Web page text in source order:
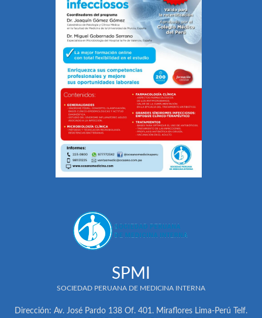
SPMI
SOCIEDAD PERUANA DE MEDICINA INTERNA
Dirección: Av. José Pardo 138 Of. 401. Miraflores Lima-Perú Telf.